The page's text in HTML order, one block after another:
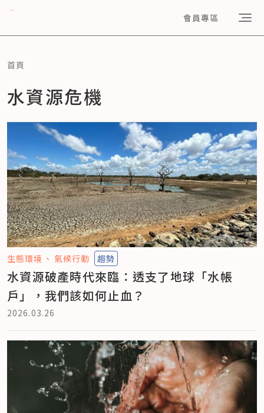
會員專區
首頁
水資源危機
生態環境 氣候行動 趨勢
水資源破產時代來臨：透支了地球「水帳
戶」，我們該如何止血？
2026.03.26